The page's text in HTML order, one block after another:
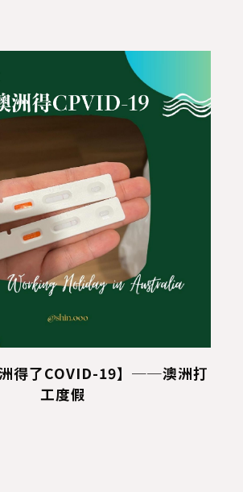
洲得了COVID-19】──澳洲打
工度假